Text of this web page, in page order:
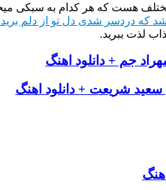
هست که هر کدام به سبکی
که دردسر شدی دل تو از دلم برید
لذت ببرید.
جم + دانلود اهنگ
شریعت + دانلود اهنگ